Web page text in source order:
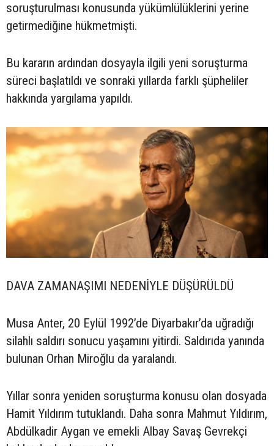
soruşturulması konusunda yükümlülüklerini yerine
getirmediğine hükmetmişti.
Bu kararın ardından dosyayla ilgili yeni soruşturma
süreci başlatıldı ve sonraki yıllarda farklı şüpheliler
hakkında yargılama yapıldı.
DAVA ZAMANAŞIMI NEDENİYLE DÜŞÜRÜLDÜ
Musa Anter, 20 Eylül 1992’de Diyarbakır’da uğradığı
silahlı saldırı sonucu yaşamını yitirdi. Saldırıda yanında
bulunan Orhan Miroğlu da yaralandı.
Yıllar sonra yeniden soruşturma konusu olan dosyada
Hamit Yıldırım tutuklandı. Daha sonra Mahmut Yıldırım,
Abdülkadir Aygan ve emekli Albay Savaş Gevrekçi